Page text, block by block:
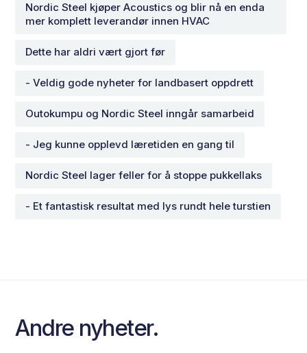
Nordic Steel kjøper Acoustics og blir nå en enda
mer komplett leverandør innen HVAC
Dette har aldri vært gjort før
- Veldig gode nyheter for landbasert oppdrett
Outokumpu og Nordic Steel inngår samarbeid
- Jeg kunne opplevd læretiden en gang til
Nordic Steel lager feller for å stoppe pukkellaks
- Et fantastisk resultat med lys rundt hele turstien
Andre nyheter.